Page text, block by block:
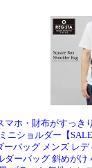
マホ・財布がすっき
ミニショルダー【
ーバッグ メンズ レ
ダーバッグ 斜めがけ